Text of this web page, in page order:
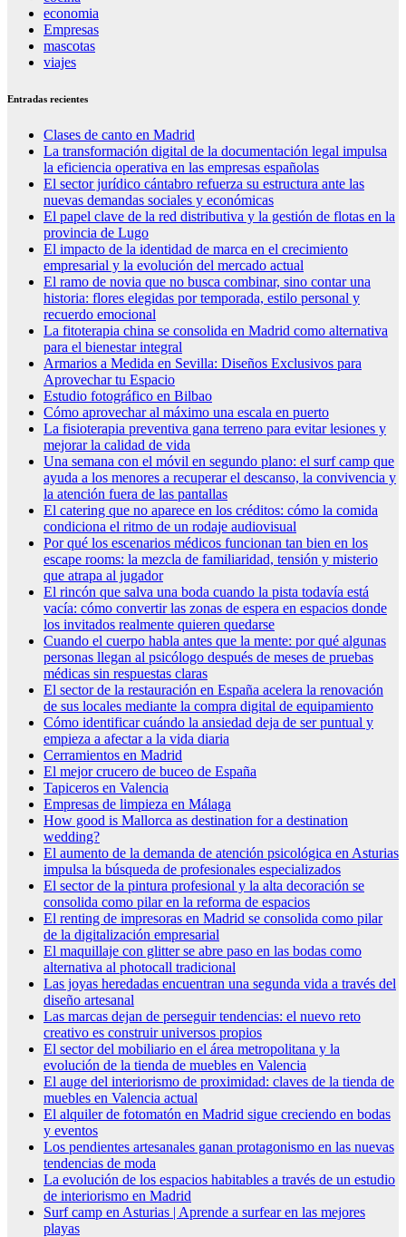
economia
Empresas
mascotas
viajes
Entradas recientes
Clases de canto en Madrid
La transformación digital de la documentación legal impulsa
la eficiencia operativa en las empresas españolas
El sector jurídico cántabro refuerza su estructura ante las
nuevas demandas sociales y económicas
El papel clave de la red distributiva y la gestión de flotas en la
provincia de Lugo
El impacto de la identidad de marca en el crecimiento
empresarial y la evolución del mercado actual
El ramo de novia que no busca combinar, sino contar una
historia: flores elegidas por temporada, estilo personal y
recuerdo emocional
La fitoterapia china se consolida en Madrid como alternativa
para el bienestar integral
Armarios a Medida en Sevilla: Diseños Exclusivos para
Aprovechar tu Espacio
Estudio fotográfico en Bilbao
Cómo aprovechar al máximo una escala en puerto
La fisioterapia preventiva gana terreno para evitar lesiones y
mejorar la calidad de vida
Una semana con el móvil en segundo plano: el surf camp que
ayuda a los menores a recuperar el descanso, la convivencia y
la atención fuera de las pantallas
El catering que no aparece en los créditos: cómo la comida
condiciona el ritmo de un rodaje audiovisual
Por qué los escenarios médicos funcionan tan bien en los
escape rooms: la mezcla de familiaridad, tensión y misterio
que atrapa al jugador
El rincón que salva una boda cuando la pista todavía está
vacía: cómo convertir las zonas de espera en espacios donde
los invitados realmente quieren quedarse
Cuando el cuerpo habla antes que la mente: por qué algunas
personas llegan al psicólogo después de meses de pruebas
médicas sin respuestas claras
El sector de la restauración en España acelera la renovación
de sus locales mediante la compra digital de equipamiento
Cómo identificar cuándo la ansiedad deja de ser puntual y
empieza a afectar a la vida diaria
Cerramientos en Madrid
El mejor crucero de buceo de España
Tapiceros en Valencia
Empresas de limpieza en Málaga
How good is Mallorca as destination for a destination
wedding?
El aumento de la demanda de atención psicológica en Asturias
impulsa la búsqueda de profesionales especializados
El sector de la pintura profesional y la alta decoración se
consolida como pilar en la reforma de espacios
El renting de impresoras en Madrid se consolida como pilar
de la digitalización empresarial
El maquillaje con glitter se abre paso en las bodas como
alternativa al photocall tradicional
Las joyas heredadas encuentran una segunda vida a través del
diseño artesanal
Las marcas dejan de perseguir tendencias: el nuevo reto
creativo es construir universos propios
El sector del mobiliario en el área metropolitana y la
evolución de la tienda de muebles en Valencia
El auge del interiorismo de proximidad: claves de la tienda de
muebles en Valencia actual
El alquiler de fotomatón en Madrid sigue creciendo en bodas
y eventos
Los pendientes artesanales ganan protagonismo en las nuevas
tendencias de moda
La evolución de los espacios habitables a través de un estudio
de interiorismo en Madrid
Surf camp en Asturias | Aprende a surfear en las mejores
playas